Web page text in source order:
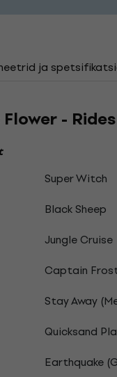
ja
Flower -
Super Witch
Black Sheep
Jungle Cruise
Captain
Stay Away
Quicksand
Earthquake